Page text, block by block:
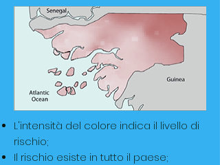
L'intensità del colore indica il livello di
rischio;
Il rischio esiste in tutto il paese;